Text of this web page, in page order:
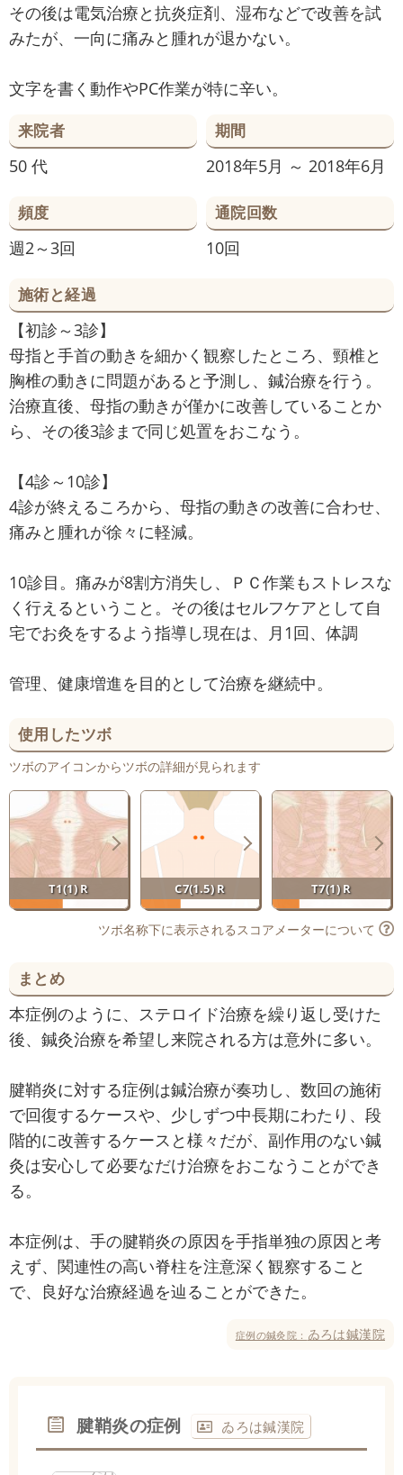
その後は電気治療と抗炎症剤、湿布などで改善を試
みたが、一向に痛みと腫れが退かない。
文字を書く動作やPC作業が特に辛い。
来院者
50 代
期間
2018年5月 ～ 2018年6月
頻度
週2～3回
通院回数
10回
施術と経過
【初診～3診】
母指と手首の動きを細かく観察したところ、頸椎と
胸椎の動きに問題があると予測し、鍼治療を行う。
治療直後、母指の動きが僅かに改善していることか
ら、その後3診まで同じ処置をおこなう。
【4診～10診】
4診が終えるころから、母指の動きの改善に合わせ、
痛みと腫れが徐々に軽減。
10診目。痛みが8割方消失し、ＰＣ作業もストレスな
く行えるということ。その後はセルフケアとして自
宅でお灸をするよう指導し現在は、月1回、体調
管理、健康増進を目的として治療を継続中。
使用したツボ
ツボのアイコンからツボの詳細が見られます
T1(1) R C7(1.5) R T7(1) R
ツボ名称下に表示されるスコアメーターについて
まとめ
本症例のように、ステロイド治療を繰り返し受けた
後、鍼灸治療を希望し来院される方は意外に多い。
腱鞘炎に対する症例は鍼治療が奏功し、数回の施術
で回復するケースや、少しずつ中長期にわたり、段
階的に改善するケースと様々だが、副作用のない鍼
灸は安心して必要なだけ治療をおこなうことができ
る。
本症例は、手の腱鞘炎の原因を手指単独の原因と考
えず、関連性の高い脊柱を注意深く観察すること
で、良好な治療経過を辿ることができた。
症例の鍼灸院： ゐろは鍼漢院
腱鞘炎の症例 ゐろは鍼漢院